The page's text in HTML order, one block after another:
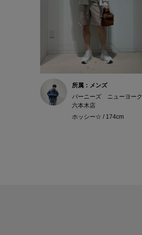
所属：メンズ
バーニーズ ニューヨーク
六本木店
ホッシー☆ / 174cm